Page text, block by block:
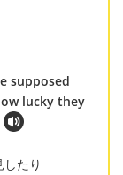
supposed
lucky they
たり